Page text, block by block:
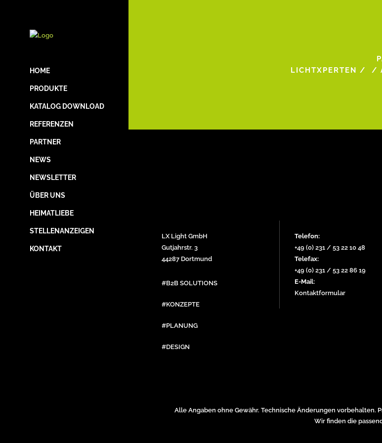
HOME
PRODUKTE
KATALOG DOWNLOAD
REFERENZEN
PARTNER
NEWS
NEWSLETTER
ÜBER UNS
HEIMATLIEBE
STELLENANZEIGEN
KONTAKT
LICHTXPERTEN / /
LX Light GmbH
Gutjahrstr. 3
44287 Dortmund
#B2B SOLUTIONS
#KONZEPTE
#PLANUNG
#DESIGN
Telefon:
+49 (0) 231 / 53 22 10 48
Telefax:
+49 (0) 231 / 53 22 86 19
E-Mail:
Kontaktformular
Alle Angaben ohne Gewähr. Technische Änderungen
Wir finden die